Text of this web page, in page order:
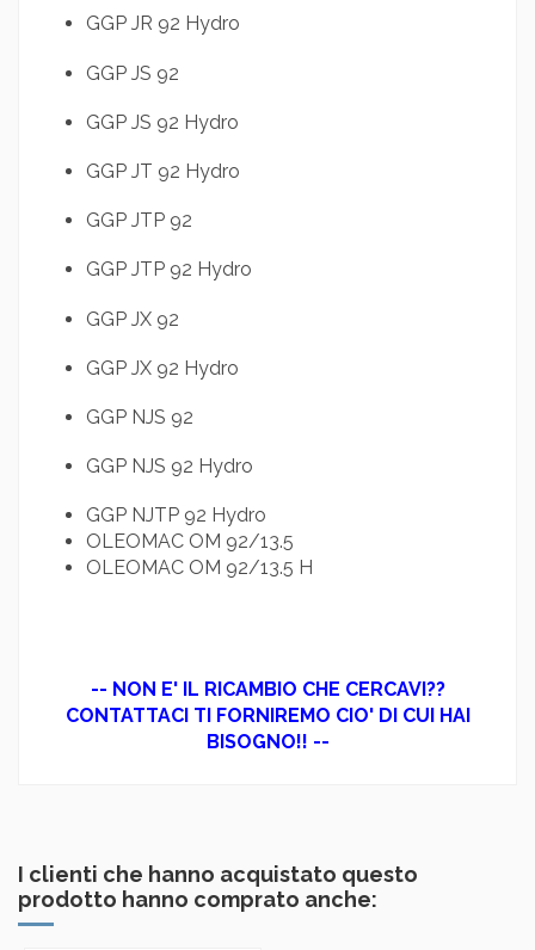
GGP JR 92 Hydro
GGP JS 92
GGP JS 92 Hydro
GGP JT 92 Hydro
GGP JTP 92
GGP JTP 92 Hydro
GGP JX 92
GGP JX 92 Hydro
GGP NJS 92
GGP NJS 92 Hydro
GGP NJTP 92 Hydro
OLEOMAC OM 92/13.5
OLEOMAC OM 92/13.5 H
-- NON E' IL RICAMBIO CHE CERCAVI??
CONTATTACI TI FORNIREMO CIO' DI CUI HAI
BISOGNO!! --
I clienti che hanno acquistato questo
prodotto hanno comprato anche: